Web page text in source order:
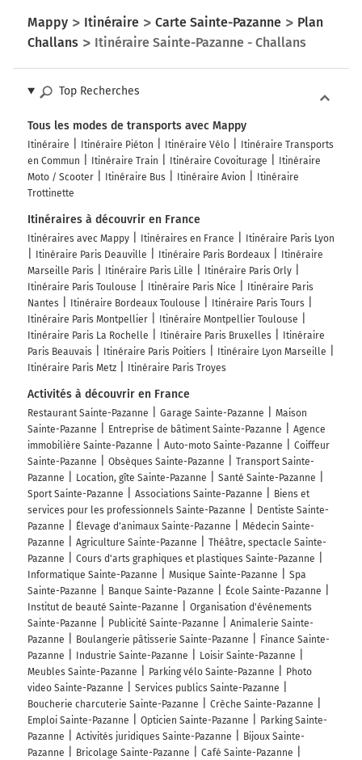
Mappy Itinéraire Carte Sainte-Pazanne
Plan
Challans
Itinéraire Sainte-Pazanne - Challans
Top Recherches
Tous les modes de transports avec Mappy
Itinéraire Itinéraire Piéton Itinéraire Vélo
Itinéraire Transports
en Commun
Itinéraire Train Itinéraire Covoiturage
Itinéraire
Moto / Scooter
Itinéraire Bus Itinéraire Avion
Itinéraire
Trottinette
Itinéraires à découvrir en France
Itinéraires avec Mappy Itinéraires en France
Itinéraire Paris Lyon
Itinéraire Paris Deauville
Itinéraire Paris Bordeaux
Itinéraire
Marseille Paris
Itinéraire Paris Lille
Itinéraire Paris Orly
Itinéraire Paris Toulouse
Itinéraire Paris Nice
Itinéraire Paris
Nantes
Itinéraire Bordeaux Toulouse
Itinéraire Paris Tours
Itinéraire Paris Montpellier
Itinéraire Montpellier Toulouse
Itinéraire Paris La Rochelle
Itinéraire Paris Bruxelles
Itinéraire
Paris Beauvais
Itinéraire Paris Poitiers
Itinéraire Lyon Marseille
Itinéraire Paris Metz
Itinéraire Paris Troyes
Activités à découvrir en France
Restaurant Sainte-Pazanne Garage Sainte-Pazanne
Maison
Sainte-Pazanne
Entreprise de bâtiment Sainte-Pazanne
Agence
immobilière Sainte-Pazanne
Auto-moto Sainte-Pazanne
Coiffeur
Sainte-Pazanne
Obsèques Sainte-Pazanne
Transport Sainte-
Pazanne
Location, gîte Sainte-Pazanne
Santé Sainte-Pazanne
Sport Sainte-Pazanne
Associations Sainte-Pazanne
Biens et
services pour les professionnels Sainte-Pazanne
Dentiste Sainte-
Pazanne
Élevage d'animaux Sainte-Pazanne
Médecin Sainte-
Pazanne
Agriculture Sainte-Pazanne
Théâtre, spectacle Sainte-
Pazanne
Cours d'arts graphiques et plastiques Sainte-Pazanne
Informatique Sainte-Pazanne
Musique Sainte-Pazanne
Spa
Sainte-Pazanne
Banque Sainte-Pazanne
École Sainte-Pazanne
Institut de beauté Sainte-Pazanne
Organisation d'événements
Sainte-Pazanne
Publicité Sainte-Pazanne
Animalerie Sainte-
Pazanne
Boulangerie pâtisserie Sainte-Pazanne
Finance Sainte-
Pazanne
Industrie Sainte-Pazanne
Loisir Sainte-Pazanne
Meubles Sainte-Pazanne
Parking vélo Sainte-Pazanne
Photo
video Sainte-Pazanne
Services publics Sainte-Pazanne
Boucherie charcuterie Sainte-Pazanne
Crèche Sainte-Pazanne
Emploi Sainte-Pazanne
Opticien Sainte-Pazanne
Parking Sainte-
Pazanne
Activités juridiques Sainte-Pazanne
Bijoux Sainte-
Pazanne
Bricolage Sainte-Pazanne
Café Sainte-Pazanne